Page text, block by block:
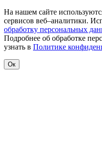
На нашем сайте
сервисов веб–аналитики.
обработку персональных
Подробнее об обработке
узнать в Политике
Ок